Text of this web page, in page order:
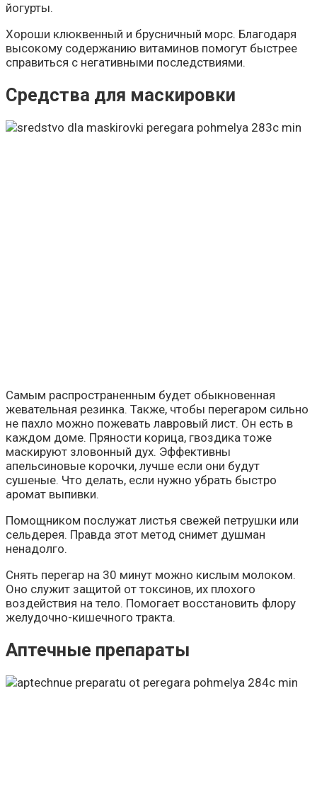
йогурты.
Хороши клюквенный и брусничный морс. Благодаря
высокому содержанию витаминов помогут быстрее
справиться с негативными последствиями.
Средства для маскировки
Самым распространенным будет обыкновенная
жевательная резинка. Также, чтобы перегаром сильно
не пахло можно пожевать лавровый лист. Он есть в
каждом доме. Пряности корица, гвоздика тоже
маскируют зловонный дух. Эффективны
апельсиновые корочки, лучше если они будут
сушеные. Что делать, если нужно убрать быстро
аромат выпивки.
Помощником послужат листья свежей петрушки или
сельдерея. Правда этот метод снимет душман
ненадолго.
Снять перегар на 30 минут можно кислым молоком.
Оно служит защитой от токсинов, их плохого
воздействия на тело. Помогает восстановить флору
желудочно-кишечного тракта.
Аптечные препараты